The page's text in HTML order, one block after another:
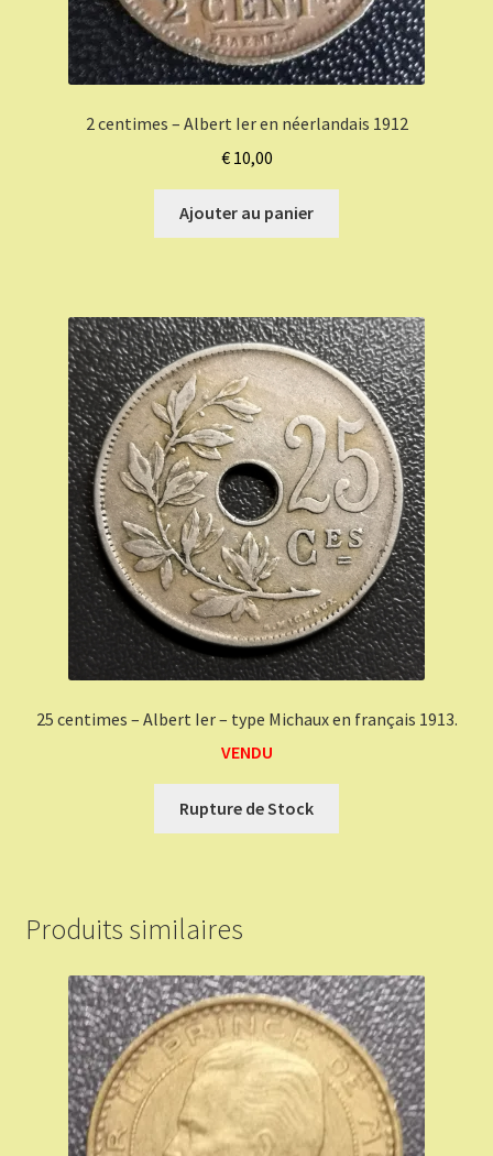
2 centimes – Albert Ier en néerlandais 1912
€10,00
Ajouter au panier
25 centimes – Albert Ier – type Michaux en français 1913.
VENDU
Rupture de Stock
Produits similaires